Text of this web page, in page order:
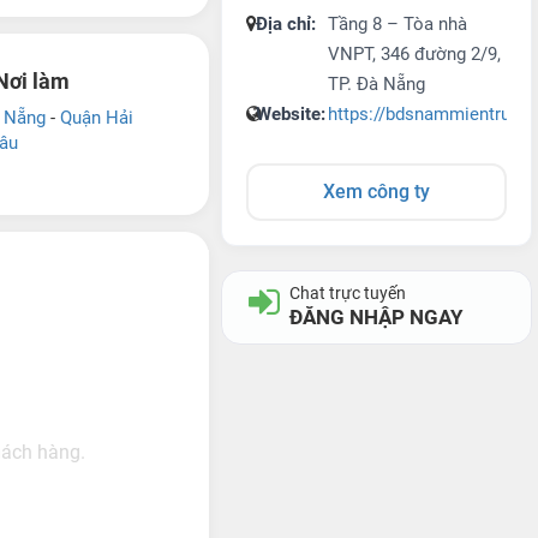
làm
-Quận Hải
hàng.
Địa chỉ: Tầng 8 – Tòa nhà
VNPT, 346 đường 2/9,
TP. Đà Nẵng
Website:https://
Xem công ty
Chat trực tuyến
ĐĂNG NHẬP NGAY